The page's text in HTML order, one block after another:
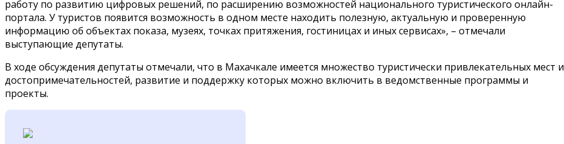
работу по развитию цифровых решений, по расширению возможностей национального туристического онлайн-
портала. У туристов появится возможность в одном месте находить полезную, актуальную и проверенную
информацию об объектах показа, музеях, точках притяжения, гостиницах и иных сервисах», – отмечали
выступающие депутаты.
В ходе обсуждения депутаты отмечали, что в Махачкале имеется множество туристически привлекательных мест и
достопримечательностей, развитие и поддержку которых можно включить в ведомственные программы и
проекты.